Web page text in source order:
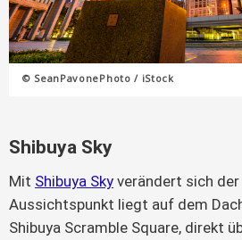
© SeanPavonePhoto / iStock
Shibuya Sky
Mit Shibuya Sky verändert sich
Aussichtspunkt liegt auf dem
Shibuya Scramble Square, direkt